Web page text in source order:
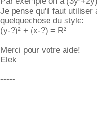
Je pense qu'il faut utiliser
quelquechose du style:
(y-?)² + (x-?) = R²
Merci pour votre aide!
Elek
-----